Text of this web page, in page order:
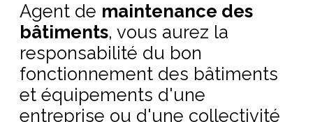
Agent de maintenance des
bâtiments, vous aurez la
responsabilité du bon
fonctionnement des bâtiments
et équipements d'une
entreprise ou d'une collectivité